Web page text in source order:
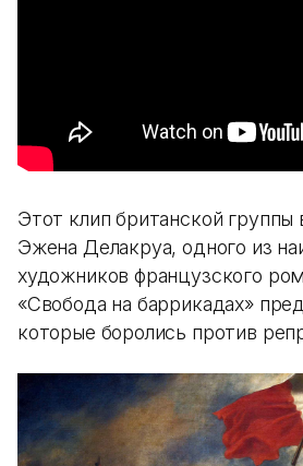
Этот клип британской
Эжена Делакруа, одного из
художников французского
«Свобода на баррикадах»
которые боролись против